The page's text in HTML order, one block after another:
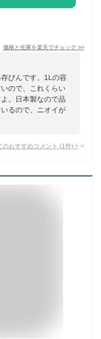
価格と在庫を楽天でチェック >>
びんです。1Lの容
ので、これくらい
。日本製なので品
るので、ニオイが
のおすすめコメント (1 件) >